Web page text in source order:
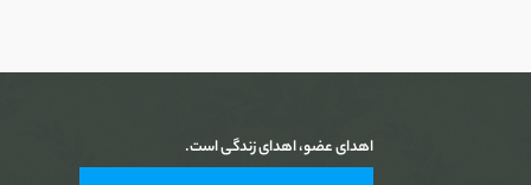
اهدای عضو، اهدای زندگی است.